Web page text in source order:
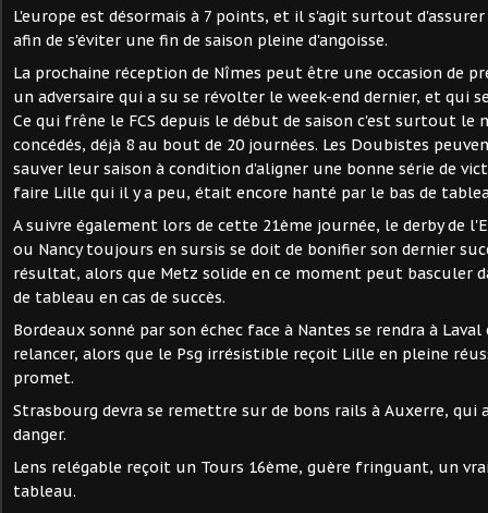
L'europe est désormais à 7 points, et il s'agit surtout
afin de s'éviter une fin de saison pleine d'angoisse.
La prochaine réception de Nîmes peut être une occasion de
un adversaire qui a su se révolter le week-end dernier, et qui
Ce qui frêne le FCS depuis le début de saison c'est surtout le
concédés, déjà 8 au bout de 20 journées. Les Doubistes
sauver leur saison à condition d'aligner une bonne série de
faire Lille qui il y a peu, était encore hanté par le bas de
A suivre également lors de cette 21ème journée, le derby de
ou Nancy toujours en sursis se doit de bonifier son dernier
résultat, alors que Metz solide en ce moment peut basculer
de tableau en cas de succès.
Bordeaux sonné par son échec face à Nantes se rendra à
relancer, alors que le Psg irrésistible reçoit Lille en pleine
promet.
Strasbourg devra se remettre sur de bons rails à Auxerre, qui
danger.
Lens relégable reçoit un Tours 16ème, guère fringuant, un
tableau.